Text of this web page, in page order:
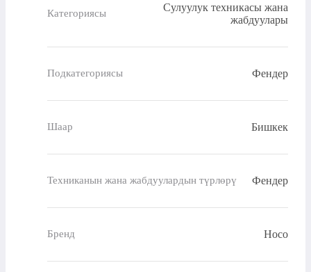
Категориясы
Сулуулук техникасы жана
жабдуулары
Подкатегориясы Фендер
Шаар Бишкек
Техниканын жана жабдуулардын түрлөрү Фендер
Бренд Hoco